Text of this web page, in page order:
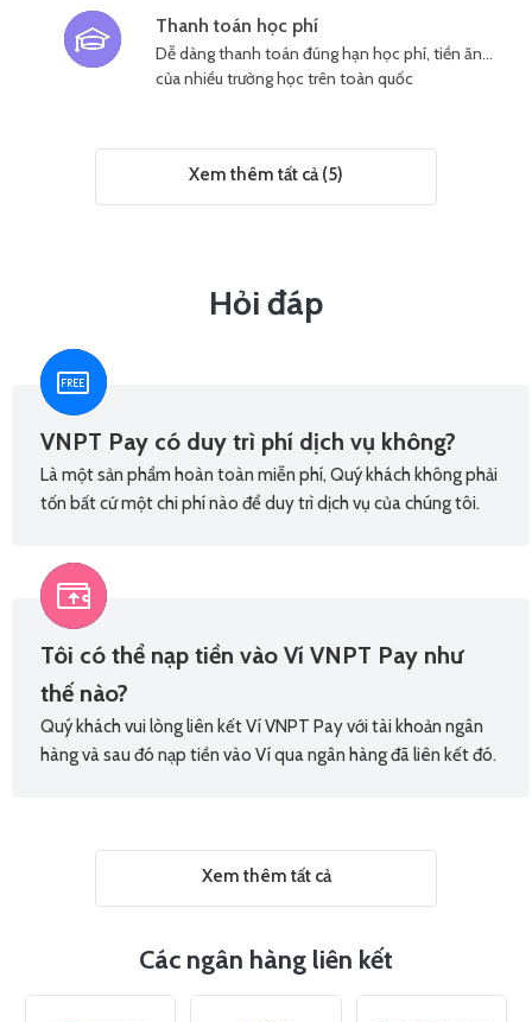
Thanh toán học phí
Dễ dàng thanh toán đúng hạn học phí, tiền ăn…
của nhiều trường học trên toàn quốc
Xem thêm tất cả (5)
Hỏi đáp
VNPT Pay có duy trì phí dịch vụ không?
Là một sản phẩm hoàn toàn miễn phí, Quý khách không phải
tốn bất cứ một chi phí nào để duy trì dịch vụ của chúng tôi.
Tôi có thể nạp tiền vào Ví VNPT Pay như
thế nào?
Quý khách vui lòng liên kết Ví VNPT Pay với tài khoản ngân
hàng và sau đó nạp tiền vào Ví qua ngân hàng đã liên kết đó.
Xem thêm tất cả
Các ngân hàng liên kết